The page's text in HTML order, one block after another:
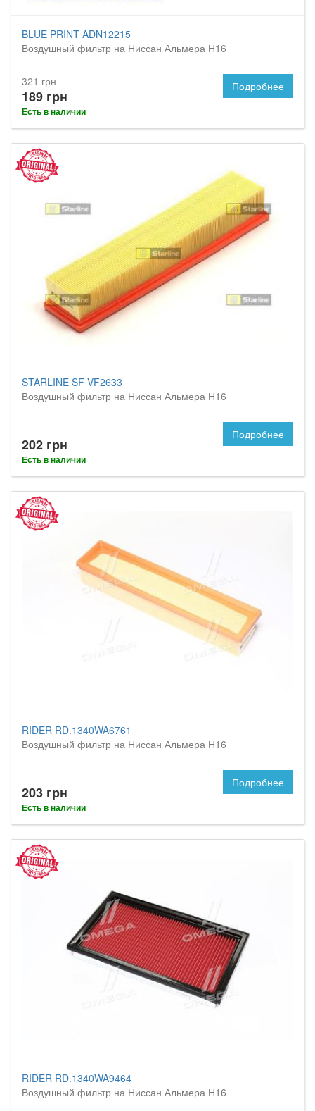
BLUE PRINT ADN12215
Воздушный фильтр на Ниссан Альмера Н16
321 грн
189 грн
Есть в наличии
Подробнее
STARLINE SF VF2633
Воздушный фильтр на Ниссан Альмера Н16
202 грн
Есть в наличии
Подробнее
RIDER RD.1340WA6761
Воздушный фильтр на Ниссан Альмера Н16
203 грн
Есть в наличии
Подробнее
RIDER RD.1340WA9464
Воздушный фильтр на Ниссан Альмера Н16